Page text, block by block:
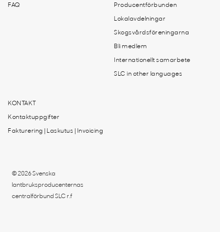
FAQ Producentförbunden
Lokalavdelningar
Skogsvårdsföreningarna
Bli medlem
Internationellt samarbete
SLC in other languages
KONTAKT
Kontaktuppgifter
Fakturering | Laskutus | Invoicing
© 2026 Svenska
lantbruksproducenternas
centralförbund SLC r.f